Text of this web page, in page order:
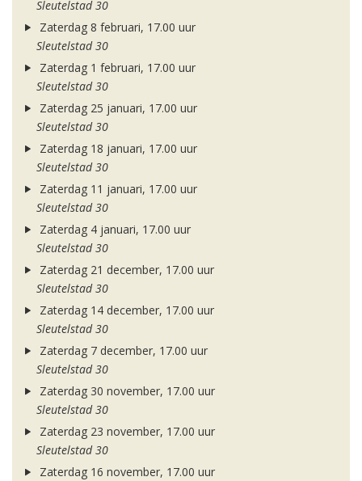
Sleutelstad 30
Zaterdag 8 februari, 17.00 uur
Sleutelstad 30
Zaterdag 1 februari, 17.00 uur
Sleutelstad 30
Zaterdag 25 januari, 17.00 uur
Sleutelstad 30
Zaterdag 18 januari, 17.00 uur
Sleutelstad 30
Zaterdag 11 januari, 17.00 uur
Sleutelstad 30
Zaterdag 4 januari, 17.00 uur
Sleutelstad 30
Zaterdag 21 december, 17.00 uur
Sleutelstad 30
Zaterdag 14 december, 17.00 uur
Sleutelstad 30
Zaterdag 7 december, 17.00 uur
Sleutelstad 30
Zaterdag 30 november, 17.00 uur
Sleutelstad 30
Zaterdag 23 november, 17.00 uur
Sleutelstad 30
Zaterdag 16 november, 17.00 uur